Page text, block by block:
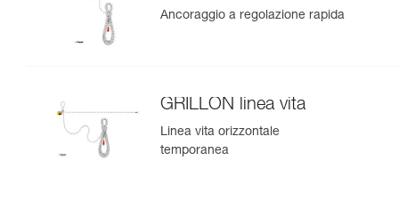
Ancoraggio a regolazione rapida
GRILLON linea vita
Linea vita orizzontale
temporanea